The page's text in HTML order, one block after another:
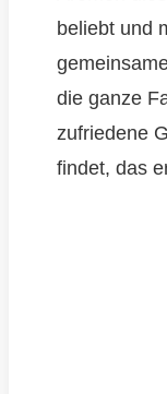
beliebt und
die ganze
zufriedene
findet, das